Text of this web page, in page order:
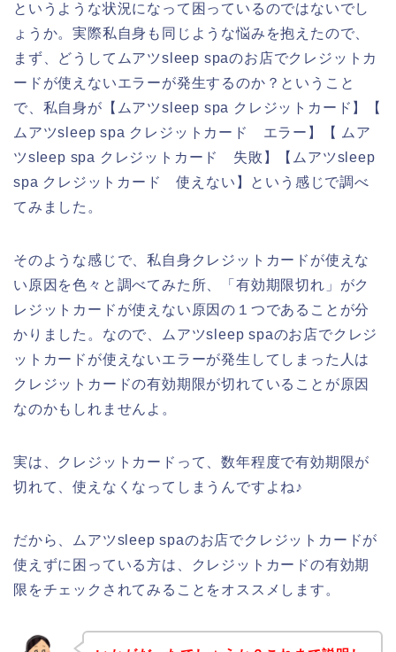
というような状況になって困っているのではないでし
ょうか。実際私自身も同じような悩みを抱えたので、
まず、どうしてムアツsleep spaのお店でクレジットカ
ードが使えないエラーが発生するのか？ということ
で、私自身が【ムアツsleep spa クレジットカード】【
ムアツsleep spa クレジットカード エラー】【 ムア
ツsleep spa クレジットカード 失敗】【ムアツsleep
spa クレジットカード 使えない】という感じで調べ
てみました。
そのような感じで、私自身クレジットカードが使えな
い原因を色々と調べてみた所、「有効期限切れ」がク
レジットカードが使えない原因の１つであることが分
かりました。なので、ムアツsleep spaのお店でクレジ
ットカードが使えないエラーが発生してしまった人は
クレジットカードの有効期限が切れていることが原因
なのかもしれませんよ。
実は、クレジットカードって、数年程度で有効期限が
切れて、使えなくなってしまうんですよね♪
だから、ムアツsleep spaのお店でクレジットカードが
使えずに困っている方は、クレジットカードの有効期
限をチェックされてみることをオススメします。